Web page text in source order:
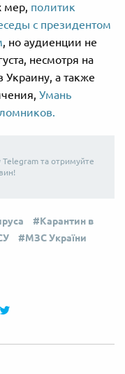
мер, политик
с президентом
, но аудиенции не
несмотря на
а также
Умань
Telegram та отримуйте
Карантин в
МЗС України